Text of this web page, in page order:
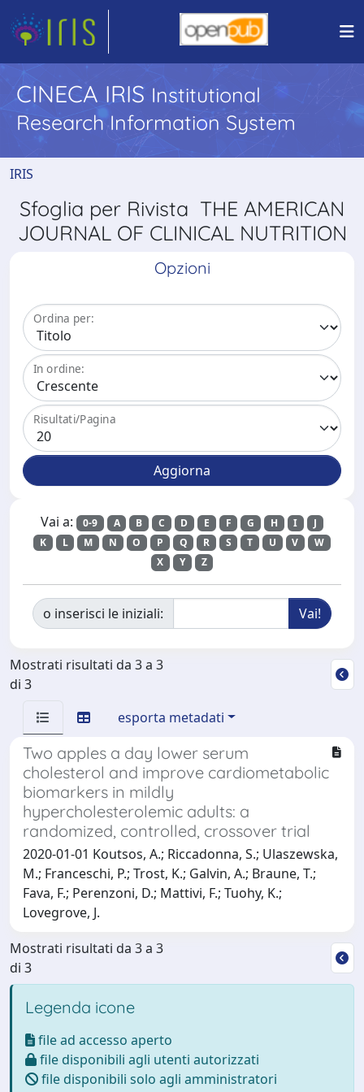
CINECA IRIS Institutional
Research Information System
IRIS
Sfoglia per Rivista THE AMERICAN
JOURNAL OF CLINICAL NUTRITION
Opzioni
Ordina per:
In ordine:
Risultati/Pagina
Vai a: 0-9 A B C D E F G H I
J
K
L M N O P Q R S T U V
W
X
Y Z
o inserisci le iniziali:
Mostrati risultati da 3 a 3
di 3
esporta metadati
Two apples a day lower serum
cholesterol and improve cardiometabolic
biomarkers in mildly
hypercholesterolemic adults: a
randomized, controlled, crossover trial
2020-01-01 Koutsos, A.; Riccadonna, S.; Ulaszewska,
M.; Franceschi, P.; Trost, K.; Galvin, A.; Braune, T.;
Fava, F.; Perenzoni, D.; Mattivi, F.; Tuohy, K.;
Lovegrove, J.
Mostrati risultati da 3 a 3
di 3
Legenda icone
file ad accesso aperto
file disponibili agli utenti autorizzati
file disponibili solo agli amministratori